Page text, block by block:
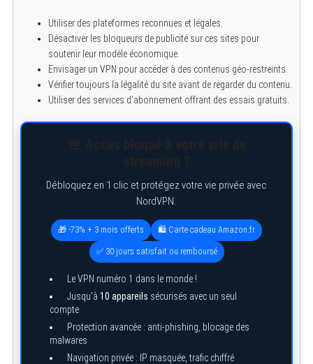
Utiliser des plateformes reconnues et légales.
Désactiver les bloqueurs de publicité sur ces sites pour
soutenir leur modèle économique.
Envisager un VPN pour accéder à des contenus géo-restreints.
Vérifier toujours la légalité du site avant de regarder du contenu.
Utiliser des services d’abonnement offrant des essais gratuits.
Débloquez en 1 clic et protégez votre vie privée avec
NordVPN.
🎁 -73% + 3 mois offerts 🛍️ Carte cadeau Amazon.fr
✅ 30 jours satisfait ou remboursé
Le VPN numéro 1 dans le monde !
Jusqu’à 10 appareils sécurisés avec un seul
compte
Protection avancée : anti-phishing, blocage des
malwares
Navigation privée : IP masquée, trafic chiffré